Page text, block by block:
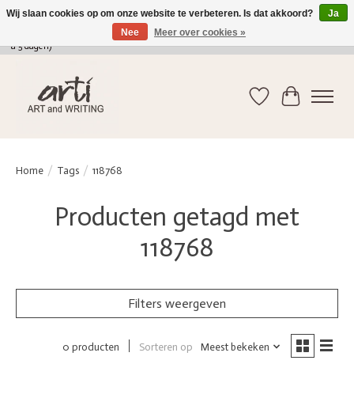
verkoop@arti-artandwriting.be/ +32 (0)471 41 82 41 / GRATIS verzending > 75 euro (2
a 5 dagen)
Verlanglijst
Home / Tags / 118768
Producten getagd met
118768
Filters weergeven
0 producten Sorteren op Meest bekeken
Wij slaan cookies op om onze website te verbeteren. Is dat akkoord?
Ja
Nee
Meer over cookies »